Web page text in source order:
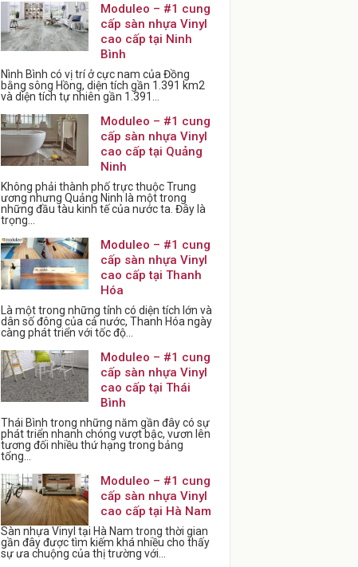
Moduleo – #1 cung
cấp sàn nhựa Vinyl
cao cấp tại Ninh
Bình
Nình Bình có vị trí ở cực nam của Đồng
bằng sông Hồng, diện tích gần 1.391 km2
và diện tích tự nhiên gần 1.391...
Moduleo – #1 cung
cấp sàn nhựa Vinyl
cao cấp tại Quảng
Ninh
Không phải thành phố trực thuộc Trung
ương nhưng Quảng Ninh là một trong
những đầu tàu kinh tế của nước ta. Đây là
trọng...
Moduleo – #1 cung
cấp sàn nhựa Vinyl
cao cấp tại Thanh
Hóa
Là một trong những tỉnh có diện tích lớn và
dân số đông của cả nước, Thanh Hóa ngày
càng phát triển với tốc độ...
Moduleo – #1 cung
cấp sàn nhựa Vinyl
cao cấp tại Thái
Bình
Thái Bình trong những năm gần đây có sự
phát triển nhanh chóng vượt bậc, vươn lên
tương đối nhiều thứ hạng trong bảng
tổng...
Moduleo – #1 cung
cấp sàn nhựa Vinyl
cao cấp tại Hà Nam
Sàn nhựa Vinyl tại Hà Nam trong thời gian
gần đây được tìm kiếm khá nhiều cho thấy
sự ưa chuộng của thị trường với...